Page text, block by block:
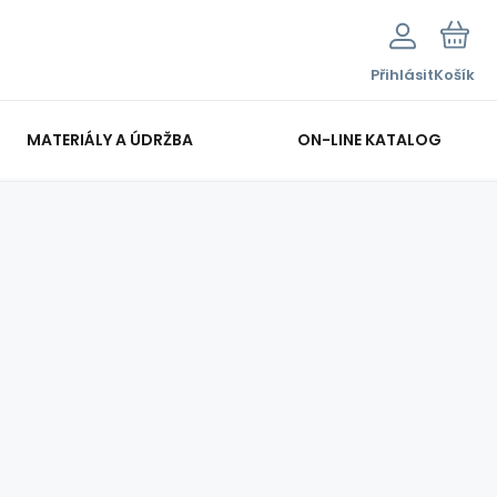
PřihlásitKošík
MATERIÁLY A ÚDRŽBA ON-LINE KATALOG